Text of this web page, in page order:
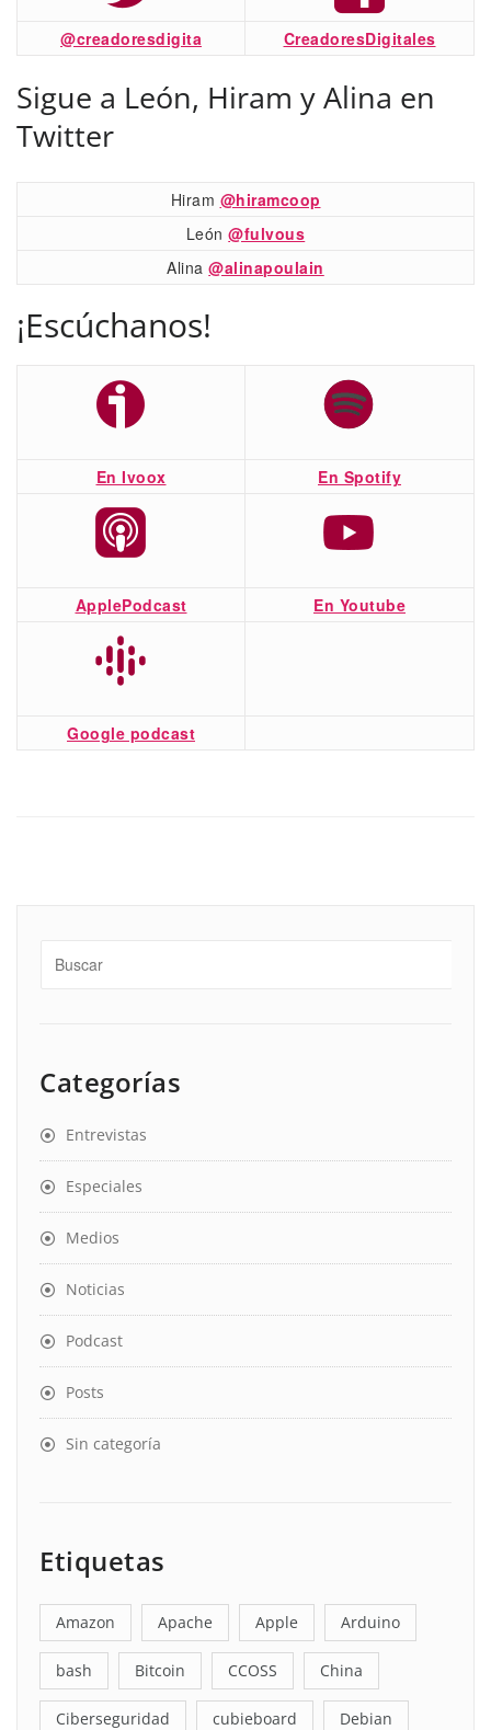
@creadoresdigita CreadoresDigitales
Sigue a León, Hiram y Alina en
Twitter
Hiram @hiramcoop
León@fulvous
Alina@alinapoulain
¡Escúchanos!
En Ivoox En Spotify
ApplePodcast En Youtube
Google podcast
Categorías
Entrevistas
Especiales
Medios
Noticias
Podcast
Posts
Sin categoría
Etiquetas
Amazon Apache Apple Arduino
bash Bitcoin CCOSS China
Ciberseguridad cubieboard Debian